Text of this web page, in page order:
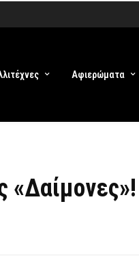
Αφιερώματα
«Δαίμονες»!